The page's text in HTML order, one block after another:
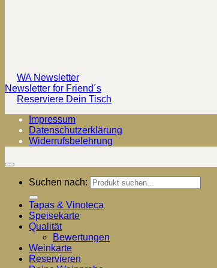
WA Newsletter
Newsletter for Friend´s
Reserviere Dein Tisch
Impressum
Datenschutzerklärung
Widerrufsbelehrung
Suchen nach:
Tapas & Vinoteca
Speisekarte
Qualität
Bewertungen
Weinkarte
Reservieren